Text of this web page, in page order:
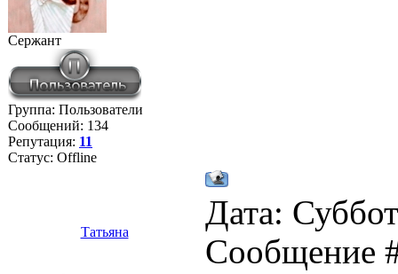
Сержант
Группа: Пользователи
Сообщений: 134
Репутация: 11
Статус: Offline
Татьяна
Дата:
Сообщение